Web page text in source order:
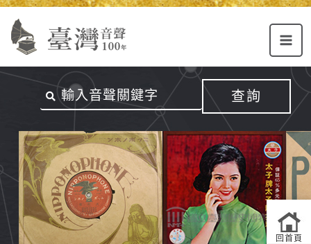
Alt+U：
選
Alt+C：
容
跳
內
查詢
回首頁